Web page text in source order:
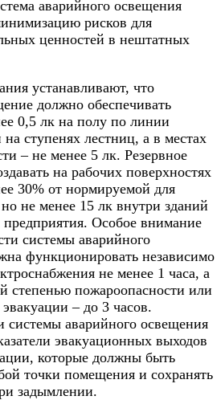
аварийного освещения
рисков для
ценностей в нештатных
устанавливают, что
должно обеспечивать
0,5 лк на полу по линии
ступенях лестниц, а в местах
– не менее 5 лк. Резервное
на рабочих поверхностях
30% от нормируемой для
не менее 15 лк внутри зданий
Особое внимание
системы аварийного
функционировать независимо
не менее 1 часа, а
степенью пожароопасности или
– до 3 часов.
аварийного освещения
эвакуационных выходов
которые должны быть
точки помещения и сохранять
задымлении.